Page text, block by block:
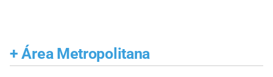
+ Área Metropolitana